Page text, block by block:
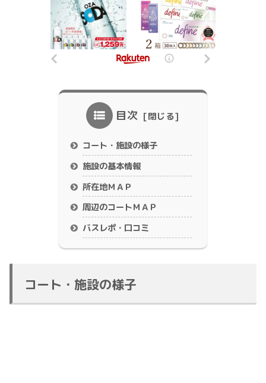
目次
コート・施設の様子
施設の基本情報
所在地ＭＡＰ
周辺のコートＭＡＰ
バスレポ・口コミ
コート・施設の様子